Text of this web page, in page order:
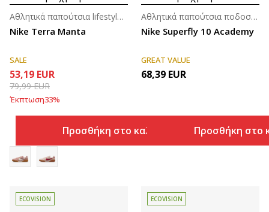
Nike Terra Manta
Αθλητικά παπούτσια lifestyle για γυναίκες
SALE
53,19 EUR
79,99EUR
Έκπτωση33%
Προσθήκη στο καλάθι
Nike Superfly 10 Academy
Αθλητικά παπούτσια ποδοσφαίρου για άνδρες
GREAT VALUE
68,39 EUR
Προσθήκη στο
ECOVISION ECOVISION